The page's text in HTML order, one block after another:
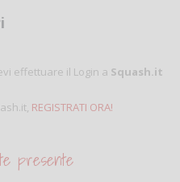
effettuare il Login a Squash.it
REGISTRATI ORA!
presente